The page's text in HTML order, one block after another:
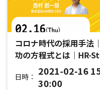
コロナ時代の採用手
功の方程式とは｜HR-
日時： 2021-02-16
30:00